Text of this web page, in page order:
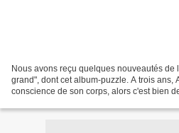
Nous avons reçu quelques nouveautés de
grand", dont cet album-puzzle. A trois ans,
conscience de son corps, alors c'est bien